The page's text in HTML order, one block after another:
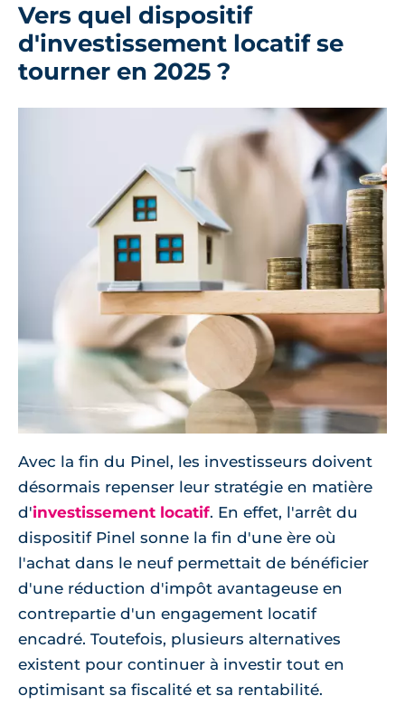
Vers quel dispositif
d'investissement locatif se
tourner en 2025 ?
Avec la fin du Pinel, les investisseurs doivent
désormais repenser leur stratégie en matière
d'investissement locatif. En effet, l'arrêt du
dispositif Pinel sonne la fin d'une ère où
l'achat dans le neuf permettait de bénéficier
d'une réduction d'impôt avantageuse en
contrepartie d'un engagement locatif
encadré. Toutefois, plusieurs alternatives
existent pour continuer à investir tout en
optimisant sa fiscalité et sa rentabilité.